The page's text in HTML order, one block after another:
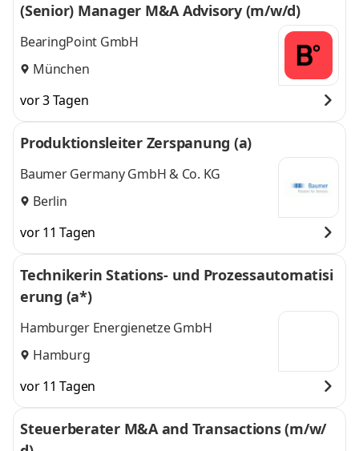
(Senior) Manager M&A Advisory (m/w/d)
BearingPoint GmbH
München
vor 3 Tagen
Produktionsleiter Zerspanung (a)
Baumer Germany GmbH & Co. KG
Berlin
vor 11 Tagen
Technikerin Stations- und Prozessautomatisi
erung (a*)
Hamburger Energienetze GmbH
Hamburg
vor 11 Tagen
Steuerberater M&A and Transactions (m/w/